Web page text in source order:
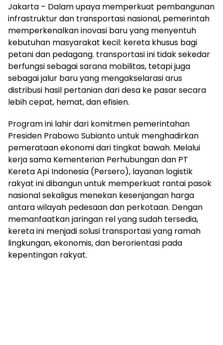
Jakarta – Dalam upaya memperkuat pembangunan
infrastruktur dan transportasi nasional, pemerintah
memperkenalkan inovasi baru yang menyentuh
kebutuhan masyarakat kecil: kereta khusus bagi
petani dan pedagang. transportasi ini tidak sekedar
berfungsi sebagai sarana mobilitas, tetapi juga
sebagai jalur baru yang mengakselarasi arus
distribusi hasil pertanian dari desa ke pasar secara
lebih cepat, hemat, dan efisien.
Program ini lahir dari komitmen pemerintahan
Presiden Prabowo Subianto untuk menghadirkan
pemerataan ekonomi dari tingkat bawah. Melalui
kerja sama Kementerian Perhubungan dan PT
Kereta Api Indonesia (Persero), layanan logistik
rakyat ini dibangun untuk memperkuat rantai pasok
nasional sekaligus menekan kesenjangan harga
antara wilayah pedesaan dan perkotaan. Dengan
memanfaatkan jaringan rel yang sudah tersedia,
kereta ini menjadi solusi transportasi yang ramah
lingkungan, ekonomis, dan berorientasi pada
kepentingan rakyat.